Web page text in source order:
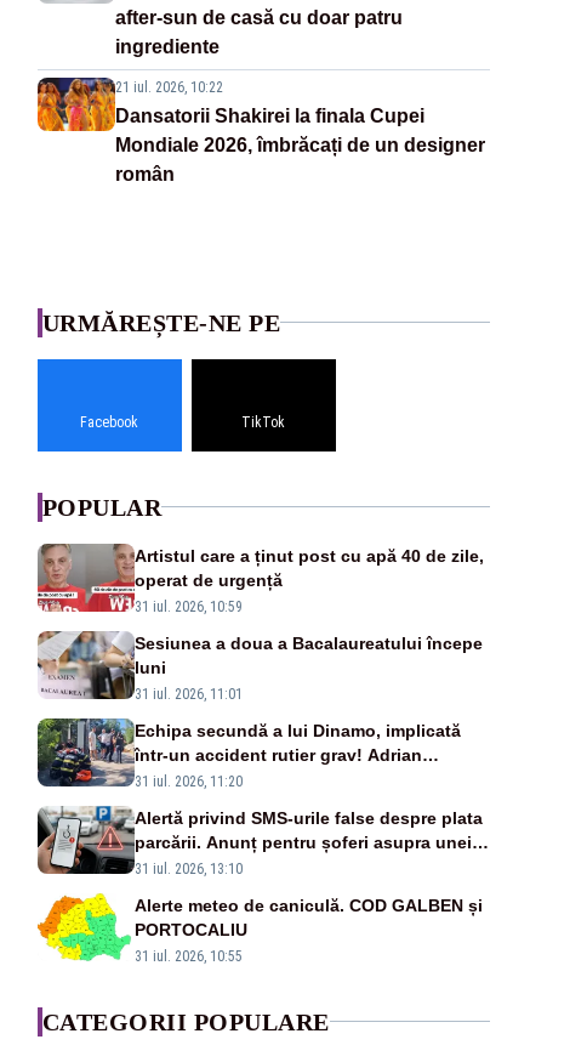
after-sun de casă cu doar patru
ingrediente
21 iul. 2026, 10:22
Dansatorii Shakirei la finala Cupei
Mondiale 2026, îmbrăcați de un designer
român
URMĂREȘTE-NE PE
Facebook TikTok
POPULAR
Artistul care a ținut post cu apă 40 de zile,
operat de urgență
31 iul. 2026, 10:59
Sesiunea a doua a Bacalaureatului începe
luni
31 iul. 2026, 11:01
Echipa secundă a lui Dinamo, implicată
într-un accident rutier grav! Adrian
Ropotan a fost resuscitat
31 iul. 2026, 11:20
Alertă privind SMS-urile false despre plata
parcării. Anunț pentru șoferi asupra unei
noi metode de fraudă online
31 iul. 2026, 13:10
Alerte meteo de caniculă. COD GALBEN și
PORTOCALIU
31 iul. 2026, 10:55
CATEGORII POPULARE